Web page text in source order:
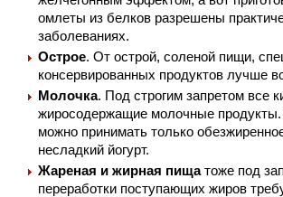
омлеты из белков разрешены
заболеваниях.
Острое. От острой, соленой пищи,
консервированных продуктов лучше
Молочка. Под строгим запретом все
жиросодержащие молочные
можно принимать только
несладкий йогурт.
Жареная и жирная пищатоже под
переработки поступающих жиров